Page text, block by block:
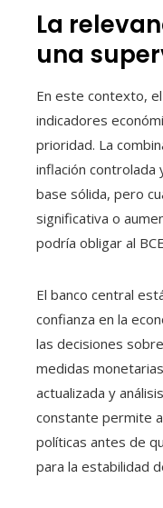
La
una
En este contexto,
indicadores
prioridad. La
inflación controlada
base sólida, pero
significativa o
podría obligar al
El banco central
confianza en la
las decisiones
medidas
actualizada y
constante permite
políticas antes de
para la estabilidad